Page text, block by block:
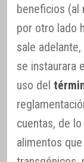
beneficios (al
por otro lado
sale
se instaurara
uso del
cuentas, de
alimentos